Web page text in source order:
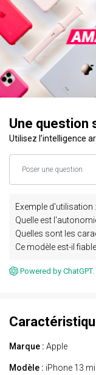
Une question
Utilisez l’intelligence
Exemple d'utilisation :
Quelle est
Quelles sont les
Ce modèle est-il
Powered by ChatGPT.
Marque : Apple
Modèle : iPhone 13